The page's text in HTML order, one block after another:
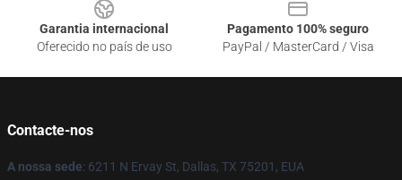
Garantia internacional
Oferecido no país de uso
Pagamento 100% seguro
PayPal / MasterCard / Visa
Contacte-nos
A nossa sede: 6211 N Ervay St, Dallas, TX 75201, EUA